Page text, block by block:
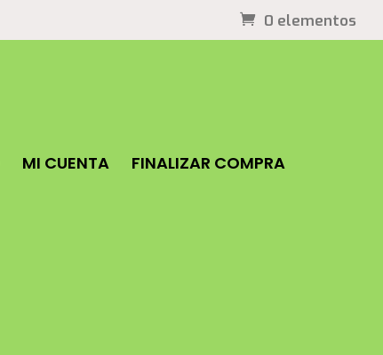
0 elementos
MI CUENTA FINALIZAR COMPRA